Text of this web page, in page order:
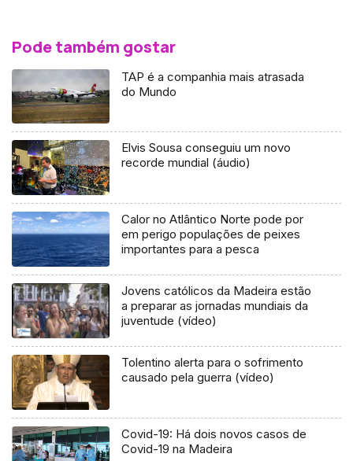
Pode também gostar
TAP é a companhia mais atrasada
do Mundo
Elvis Sousa conseguiu um novo
recorde mundial (áudio)
Calor no Atlântico Norte pode por
em perigo populações de peixes
importantes para a pesca
Jovens católicos da Madeira estão
a preparar as jornadas mundiais da
juventude (vídeo)
Tolentino alerta para o sofrimento
causado pela guerra (vídeo)
Covid-19: Há dois novos casos de
Covid-19 na Madeira